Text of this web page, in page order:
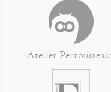
Atelier